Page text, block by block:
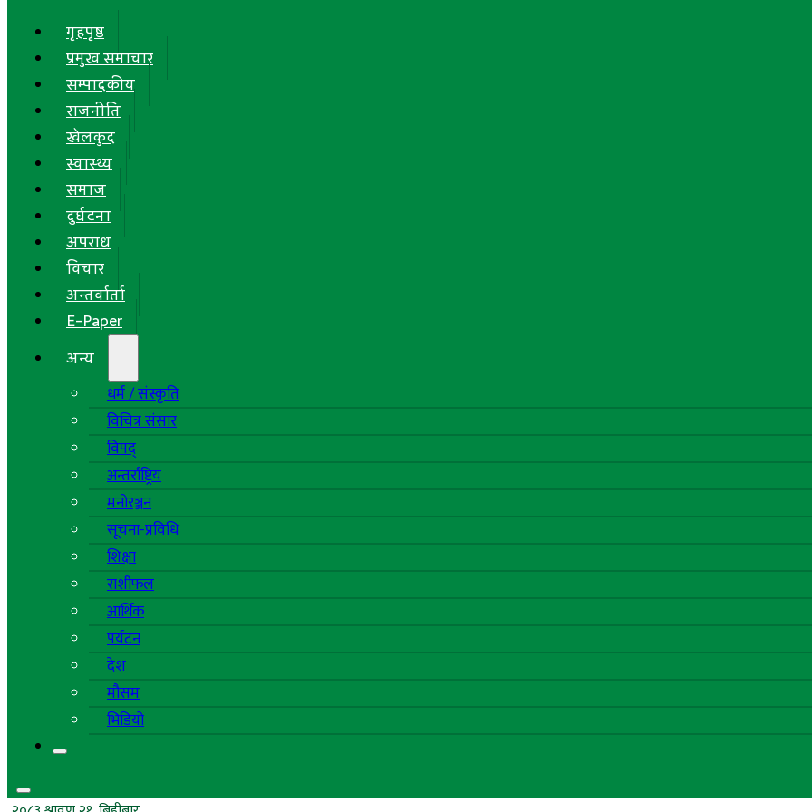
गृहपृष्ठ
प्रमुख समाचार
सम्पादकीय
राजनीति
खेलकुद
स्वास्थ्य
समाज
दुर्घटना
अपराध
विचार
अन्तर्वार्ता
E-Paper
अन्य
धर्म / संस्कृति
विचित्र संसार
विपद्
अन्तर्राष्ट्रिय
मनोरञ्जन
सूचना-प्रविधि
शिक्षा
राशीफल
आर्थिक
पर्यटन
देश
मौसम
भिडियो